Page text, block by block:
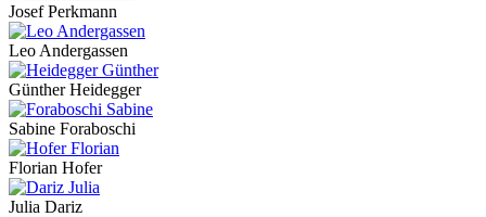
Josef Perkmann
Leo Andergassen
Günther Heidegger
Sabine Foraboschi
Florian Hofer
Julia Dariz